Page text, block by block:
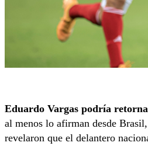
Eduardo Vargas podría
al menos lo afirman desde
revelaron que el delantero